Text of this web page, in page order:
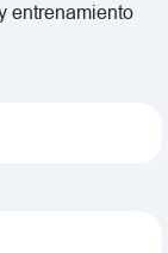
entrenamiento